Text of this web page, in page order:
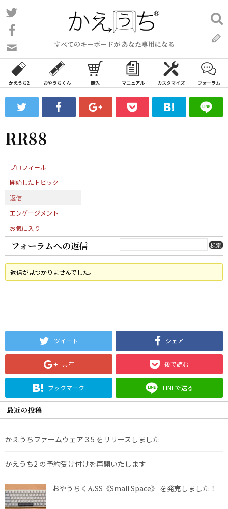
コ
ン
ン
ツ
ス
ッ
プ
すべてのキーボードが あなた専用になる
い
合
わ
フ
ォ
ム
検
索:
かえうち2 おやうちくん 購入 マニュアル カスタマイズ フォーラム
RR88
プロフィール
開始したトピック
返信
エンゲージメント
お気に入り
フォーラムへの返信
返信が見つかりませんでした。
ツイート シェア
共有 後で読む
ブックマーク LINEで送る
最近の投稿
かえうちファームウェア 3.5 をリリースしました
かえうち2 の予約受け付けを再開いたします
おやうちくんSS《Small Space》 を発売しました！